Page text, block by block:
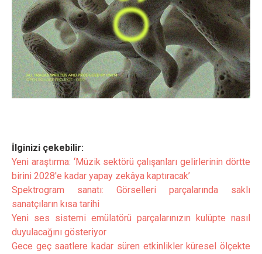
İlginizi çekebilir:
Yeni araştırma: ‘Müzik sektörü çalışanları gelirlerinin dörtte
birini 2028'e kadar yapay zekâya kaptıracak’
Spektrogram sanatı: Görselleri parçalarında saklı
sanatçıların kısa tarihi
Yeni ses sistemi emülatörü parçalarınızın kulüpte nasıl
duyulacağını gösteriyor
Gece geç saatlere kadar süren etkinlikler küresel ölçekte